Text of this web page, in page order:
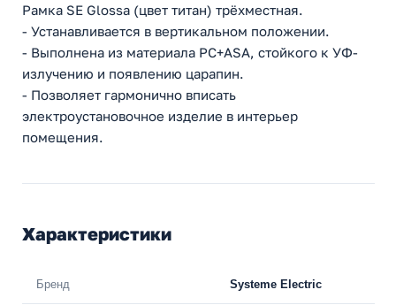
Рамка SE Glossa (цвет титан) трёхместная.
- Устанавливается в вертикальном положении.
- Выполнена из материала PС+ASA, стойкого к УФ-
излучению и появлению царапин.
- Позволяет гармонично вписать
электроустановочное изделие в интерьер
помещения.
Характеристики
Бренд Systeme Electric